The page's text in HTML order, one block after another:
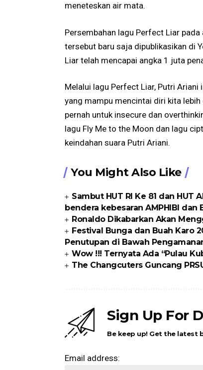
meneteskan air mata.
Persembahan lagu Perfect Liar
tersebut baru saja dipublikasikan di
Liar telah mencapai angka 1 juta
Melalui lagu Perfect Liar, Putri Ariani
yang mampu mencintai diri kita
pernah untuk insecure dan
lagu Fly Me to the Moon dan lagu
keindahan suara Putri Ariani.
You Might Also Like
Sambut HUT RI Ke 81 dan HUT
bendera kebesaran AMPHIBI dan
Ronaldo Dikabarkan Akan
Festival Bunga dan Buah Karo
Penutupan di Bawah
Wow !!! Ternyata Ada “Pulau
The Changcuters Guncang
Sign Up For
Be keep up! Get the latest
Email address: